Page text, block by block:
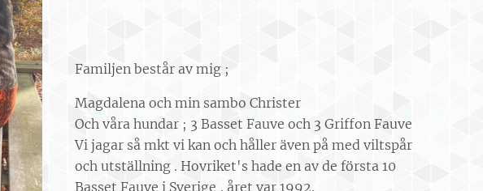
Familjen består av mig ;
Magdalena och min sambo Christer
Och våra hundar ; 3 Basset Fauve och 3 Griffon Fauve
Vi jagar så mkt vi kan och håller även på med viltspår
och utställning . Hovriket's hade en av de första 10
Basset Fauve i Sverige , året var 1992.